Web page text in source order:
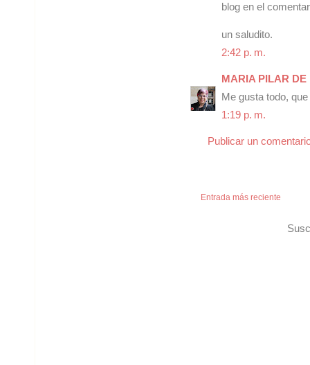
blog en el
un saludito.
2:42 p. m.
MARIA PILAR
Me gusta todo,
1:19 p. m.
Publicar un
Entrada más reciente